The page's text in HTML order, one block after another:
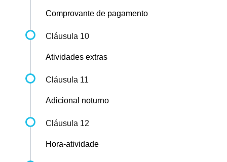
Comprovante de pagamento
Cláusula 10
Atividades extras
Cláusula 11
Adicional noturno
Cláusula 12
Hora-atividade